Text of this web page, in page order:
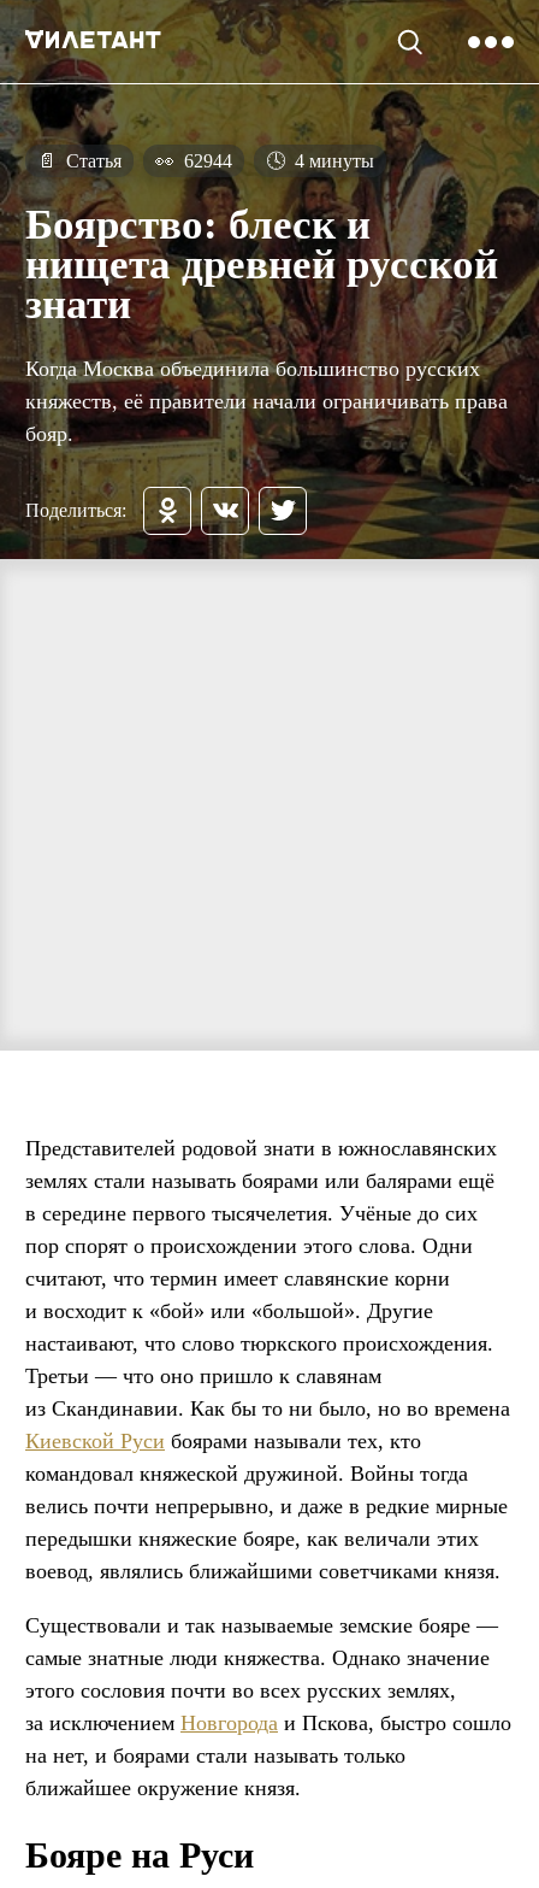
📄 Статья 👀 62944 🕓 4 минуты
Боярство: блеск и
нищета древней русской
знати
Когда Москва объединила большинство русских
княжеств, её правители начали ограничивать права
бояр.
Поделиться:
Представителей родовой знати в южнославянских
землях стали называть боярами или балярами ещё
в середине первого тысячелетия. Учёные до сих
пор спорят о происхождении этого слова. Одни
считают, что термин имеет славянские корни
и восходит к «бой» или «большой». Другие
настаивают, что слово тюркского происхождения.
Третьи — что оно пришло к славянам
из Скандинавии. Как бы то ни было, но во времена
Киевской Руси боярами называли тех, кто
командовал княжеской дружиной. Войны тогда
велись почти непрерывно, и даже в редкие мирные
передышки княжеские бояре, как величали этих
воевод, являлись ближайшими советчиками князя.
Существовали и так называемые земские бояре —
самые знатные люди княжества. Однако значение
этого сословия почти во всех русских землях,
за исключением Новгорода и Пскова, быстро сошло
на нет, и боярами стали называть только
ближайшее окружение князя.
Бояре на Руси